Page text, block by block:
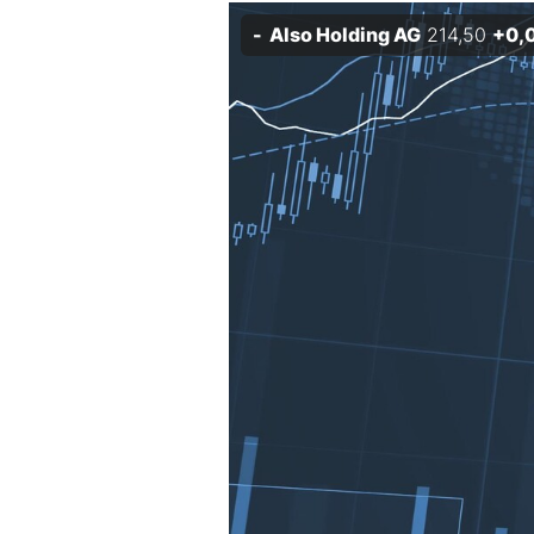
Experten
Mein B:O
Mein Konto
Also Holding AG 214,50